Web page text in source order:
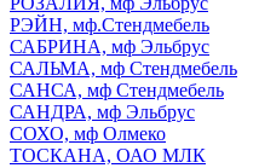
РЭЙН, мф.Стендмебель
САБРИНА, мф Эльбрус
САЛЬМА, мф Стендмебель
САНСА, мф Стендмебель
САНДРА, мф Эльбрус
СОХО, мф Олмеко
ТОСКАНА, ОАО МЛК